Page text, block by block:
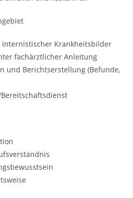
internistischer Krankheitsbilder
fachärztlicher Anleitung
und Berichtserstellung (Befunde,